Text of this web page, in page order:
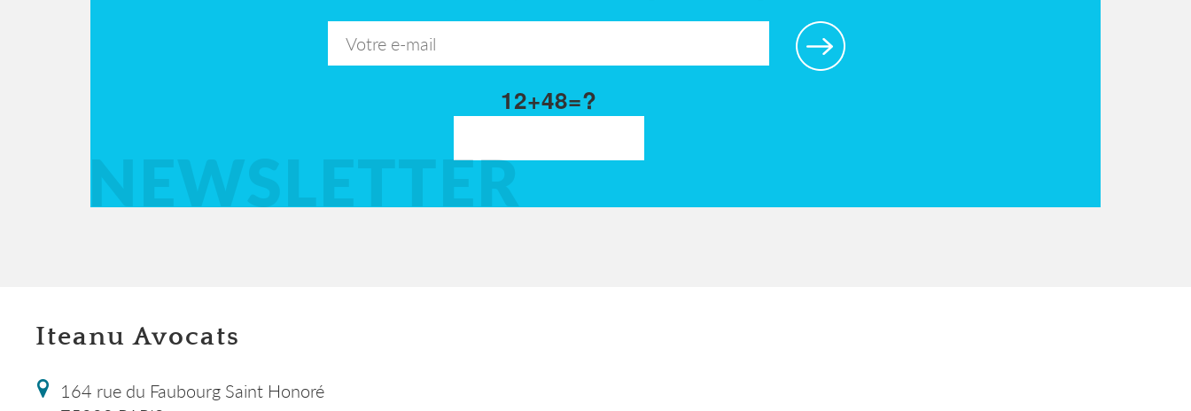
12+48=?
NEWSLETTER
Iteanu Avocats
164 rue du Faubourg Saint Honoré